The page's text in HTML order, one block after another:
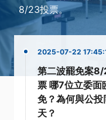
8/23投票。
2025-07-22
第二波罷免案
票 哪7位立委面
免？為何與公投
天？